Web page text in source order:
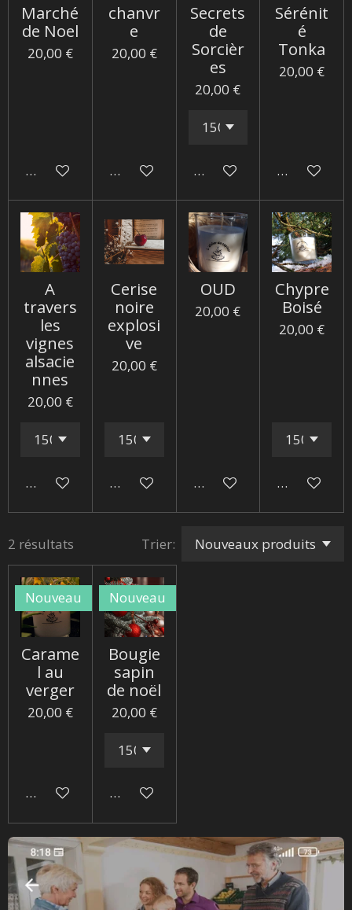
Marché
de Noel
20,00 €
Ajouter au panier
chanvr
e
20,00 €
Ajouter au panier
Secrets
de
Sorcièr
es
20,00 €
Ajouter au panier
Sérénit
é
Tonka
20,00 €
Ajouter au
A
travers
les
vignes
alsacie
nnes
20,00 €
Ajouter au panier
Cerise
noire
explosi
ve
20,00 €
Ajouter au panier
OUD
20,00 €
Ajouter au panier
Chypre
Boisé
20,00 €
Ajouter au
2 résultats Trier:
Nouveau
Carame
l au
verger
20,00 €
Ajouter au panier
Nouveau
Bougie
sapin
de noël
20,00 €
Ajouter au panier